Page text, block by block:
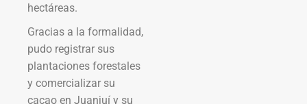
hectáreas.
Gracias a la formalidad,
pudo registrar sus
plantaciones forestales
y comercializar su
cacao en Juanjuí y su